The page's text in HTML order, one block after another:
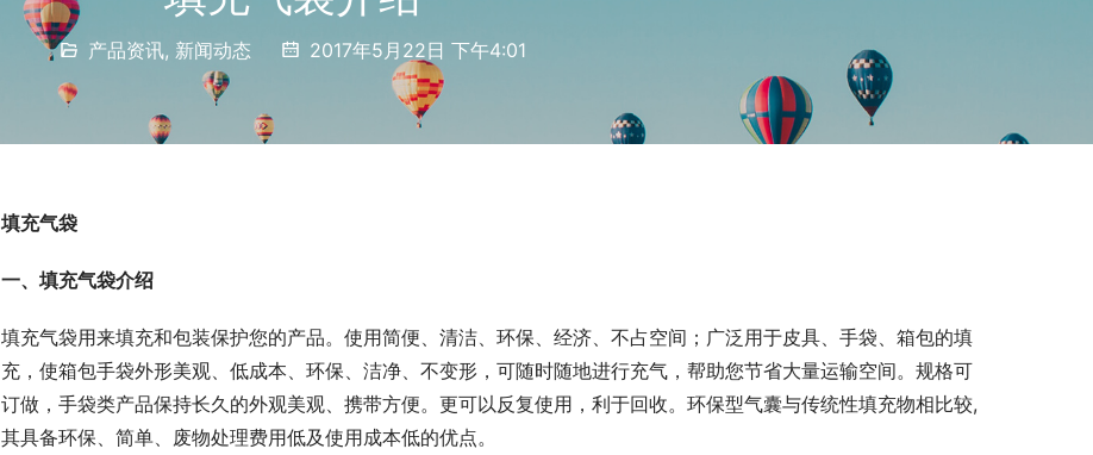
产品资讯, 新闻动态 2017年5月22日 下午4:01
填充气袋
一、填充气袋介绍
填充气袋用来填充和包装保护您的产品。使用简便、清洁、环保、经济、不占空间；广泛用于皮具、手袋、箱包的填
充，使箱包手袋外形美观、低成本、环保、洁净、不变形，可随时随地进行充气，帮助您节省大量运输空间。规格可
订做，手袋类产品保持长久的外观美观、携带方便。更可以反复使用，利于回收。环保型气囊与传统性填充物相比较,
其具备环保、简单、废物处理费用低及使用成本低的优点。